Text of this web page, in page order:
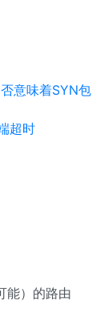
意味着SYN包
超时
能）的路由